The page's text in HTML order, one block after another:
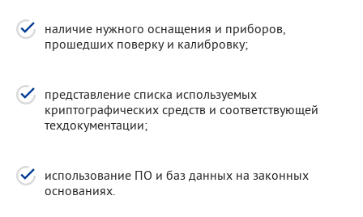
наличие нужного оснащения и приборов,
прошедших поверку и калибровку;
представление списка используемых
криптографических средств и соответствующей
техдокументации;
использование ПО и баз данных на законных
основаниях.